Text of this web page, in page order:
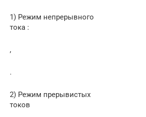
1) Режим непрерывного
тока :
,
.
2) Режим прерывистых
токов